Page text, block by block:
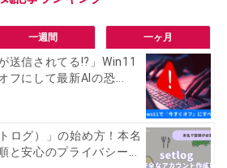
一週間 一ヶ月
送信されてる!?」Win11
フにして最新AIの恐...
ログ）」の始め方！本名
と安心のプライバシー...